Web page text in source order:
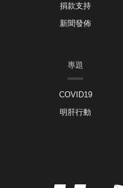
捐款支持
新聞發佈
專題
COVID19
明肝行動